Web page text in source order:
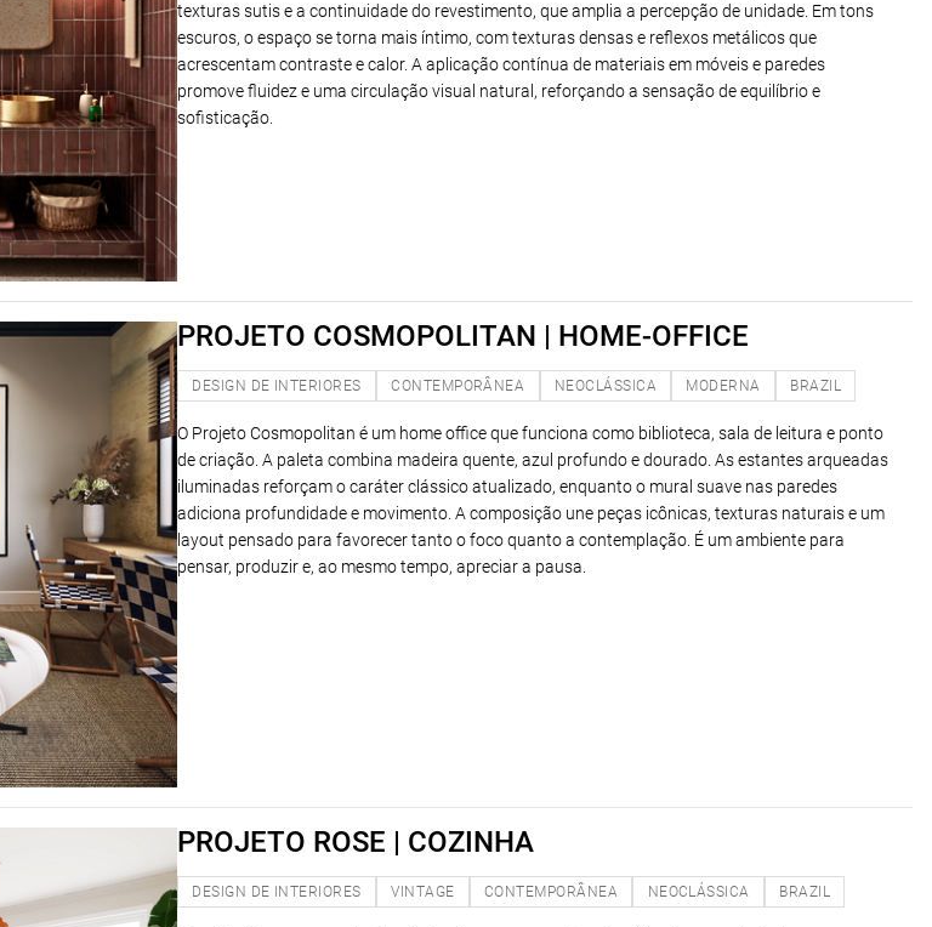
texturas sutis e a continuidade do revestimento, que amplia a percepção de unidade. Em tons
escuros, o espaço se torna mais íntimo, com texturas densas e reflexos metálicos que
acrescentam contraste e calor. A aplicação contínua de materiais em móveis e paredes
promove fluidez e uma circulação visual natural, reforçando a sensação de equilíbrio e
sofisticação.
PROJETO COSMOPOLITAN | HOME-OFFICE
DESIGN DE INTERIORES CONTEMPORÂNEA NEOCLÁSSICA MODERNA BRAZIL
O Projeto Cosmopolitan é um home office que funciona como biblioteca, sala de leitura e ponto
de criação. A paleta combina madeira quente, azul profundo e dourado. As estantes arqueadas
iluminadas reforçam o caráter clássico atualizado, enquanto o mural suave nas paredes
adiciona profundidade e movimento. A composição une peças icônicas, texturas naturais e um
layout pensado para favorecer tanto o foco quanto a contemplação. É um ambiente para
pensar, produzir e, ao mesmo tempo, apreciar a pausa.
PROJETO ROSE | COZINHA
DESIGN DE INTERIORES VINTAGE CONTEMPORÂNEA NEOCLÁSSICA BRAZIL